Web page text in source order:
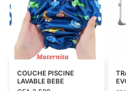
COUCHE PISCINE
LAVABLE BEBE